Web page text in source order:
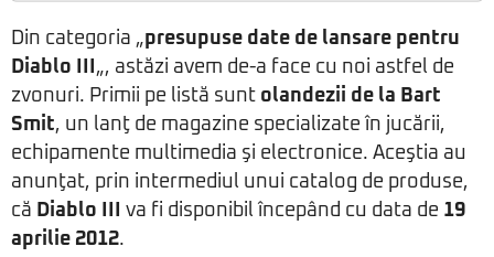
Din categoria „presupuse date de lansare pentru
Diablo III „, astăzi avem de-a face cu noi astfel de
zvonuri. Primii pe listă sunt olandezii de la Bart
Smit, un lanţ de magazine specializate în jucării,
echipamente multimedia şi electronice. Aceştia au
anunţat, prin intermediul unui catalog de produse,
că Diablo III va fi disponibil începând cu data de 19
aprilie 2012.